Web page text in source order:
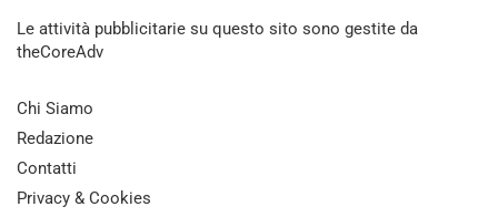
Le attività pubblicitarie su questo sito sono gestite da
theCoreAdv
Chi Siamo
Redazione
Contatti
Privacy & Cookies